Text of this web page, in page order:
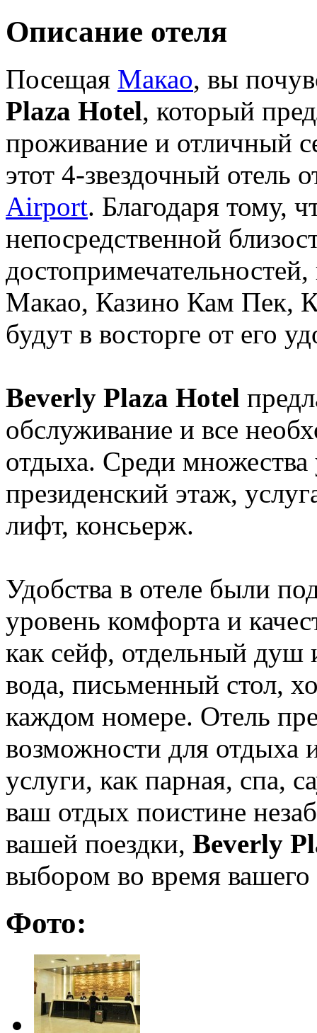
Описание отеля
Посещая Макао, вы
Plaza Hotel, который
проживание и отличный
этот 4-звездочный отель
Airport. Благодаря тому,
непосредственной
Макао, Казино Кам Пек,
будут в восторге от его
Beverly Plaza Hotel
обслуживание и все
отдыха. Среди множества
президенский этаж,
лифт, консьерж.
Удобства в отеле были
уровень комфорта и
как сейф, отдельный душ
вода, письменный стол,
каждом номере. Отель
возможности для отдыха
услуги, как парная, спа,
ваш отдых поистине
вашей поездки, Beverly
выбором во время
Фото: